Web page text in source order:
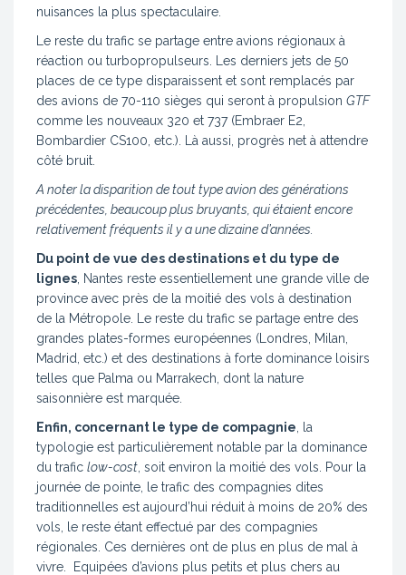
nuisances la plus spectaculaire.
Le reste du trafic se partage entre avions régionaux à
réaction ou turbopropulseurs. Les derniers jets de 50
places de ce type disparaissent et sont remplacés par
des avions de 70-110 sièges qui seront à propulsion GTF
comme les nouveaux 320 et 737 (Embraer E2,
Bombardier CS100, etc.). Là aussi, progrès net à attendre
côté bruit.
A noter la disparition de tout type avion des générations
précédentes, beaucoup plus bruyants, qui étaient encore
relativement fréquents il y a une dizaine d’années.
Du point de vue des destinations et du type de
lignes , Nantes reste essentiellement une grande ville de
province avec près de la moitié des vols à destination
de la Métropole. Le reste du trafic se partage entre des
grandes plates-formes européennes (Londres, Milan,
Madrid, etc.) et des destinations à forte dominance loisirs
telles que Palma ou Marrakech, dont la nature
saisonnière est marquée.
Enfin, concernant le type de compagnie , la
typologie est particulièrement notable par la dominance
du trafic low-cost , soit environ la moitié des vols. Pour la
journée de pointe, le trafic des compagnies dites
traditionnelles est aujourd’hui réduit à moins de 20% des
vols, le reste étant effectué par des compagnies
régionales. Ces dernières ont de plus en plus de mal à
vivre. Equipées d’avions plus petits et plus chers au